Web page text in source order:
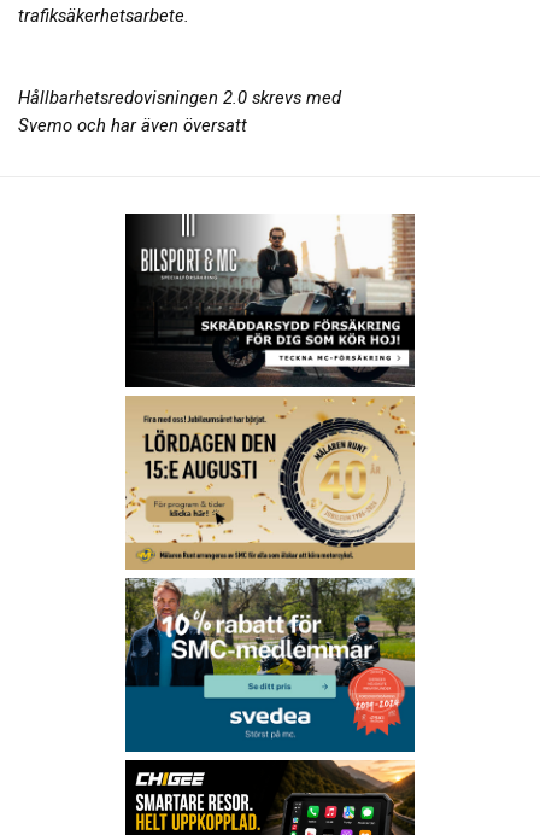
trafiksäkerhetsarbete.
Hållbarhetsredovisningen 2.0 skrevs med
Svemo och har även översatt